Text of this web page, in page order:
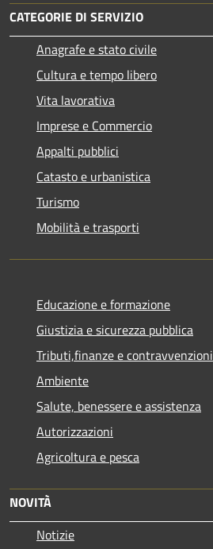
CATEGORIE DI SERVIZIO
Anagrafe e stato civile
Cultura e tempo libero
Vita lavorativa
Imprese e Commercio
Appalti pubblici
Catasto e urbanistica
Turismo
Mobilità e trasporti
Educazione e formazione
Giustizia e sicurezza pubblica
Tributi,finanze e contravvenzioni
Ambiente
Salute, benessere e assistenza
Autorizzazioni
Agricoltura e pesca
NOVITÀ
Notizie